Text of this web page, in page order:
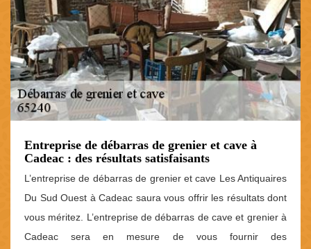
Entreprise de débarras de grenier et cave à
Cadeac : des résultats satisfaisants
L’entreprise de débarras de grenier et cave Les Antiquaires
Du Sud Ouest à Cadeac saura vous offrir les résultats dont
vous méritez. L’entreprise de débarras de cave et grenier à
Cadeac sera en mesure de vous fournir des